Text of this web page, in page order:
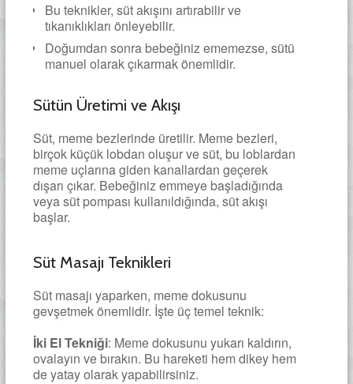
Bu teknikler, süt akışını artırabilir ve
tıkanıklıkları önleyebilir.
Doğumdan sonra bebeğiniz ememezse, sütü
manuel olarak çıkarmak önemlidir.
Sütün Üretimi ve Akışı
Süt, meme bezlerinde üretilir. Meme bezleri,
birçok küçük lobdan oluşur ve süt, bu loblardan
meme uçlarına giden kanallardan geçerek
dışarı çıkar. Bebeğiniz emmeye başladığında
veya süt pompası kullanıldığında, süt akışı
başlar.
Süt Masajı Teknikleri
Süt masajı yaparken, meme dokusunu
gevşetmek önemlidir. İşte üç temel teknik:
İki El Tekniği: Meme dokusunu yukarı kaldırın,
ovalayın ve bırakın. Bu hareketi hem dikey hem
de yatay olarak yapabilirsiniz.